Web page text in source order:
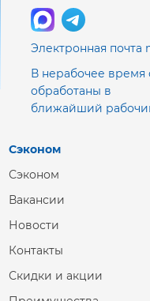
Электронная почта
В нерабочее время
обработаны в
ближайший
Сэконом
Сэконом
Вакансии
Новости
Контакты
Скидки и акции